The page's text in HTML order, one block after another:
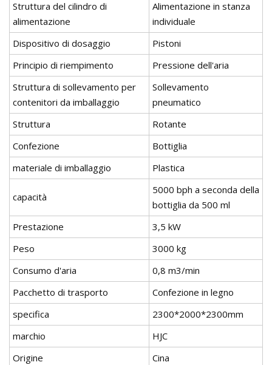
Struttura del cilindro di
alimentazione
Alimentazione in stanza
individuale
Dispositivo di dosaggio
Pistoni
Principio di riempimento
Pressione dell'aria
Struttura di sollevamento per
contenitori da imballaggio
Sollevamento
pneumatico
Struttura
Rotante
Confezione
Bottiglia
materiale di imballaggio
Plastica
capacità
5000 bph a seconda della
bottiglia da 500 ml
Prestazione
3,5 kW
Peso
3000 kg
Consumo d'aria
0,8 m3/min
Pacchetto di trasporto
Confezione in legno
specifica
2300*2000*2300mm
marchio
HJC
Origine
Cina